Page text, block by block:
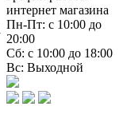
интернет магазина
Пн-Пт: с 10:00 до
20:00
Сб: с 10:00 до 18:00
Вс: Выходной